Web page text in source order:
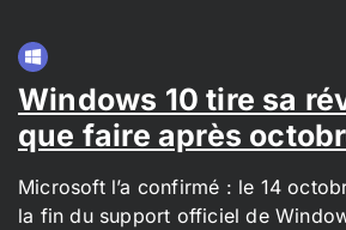
Windows 10 tire sa
que faire après
Microsoft l’a confirmé : le 14
la fin du support officiel de